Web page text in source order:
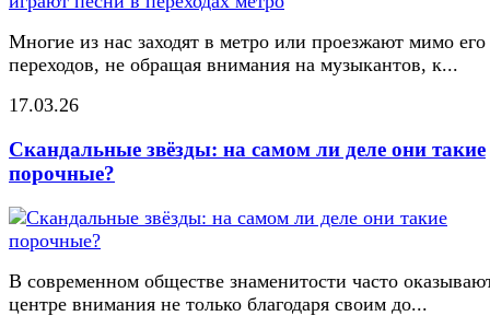
Многие из нас заходят в метро или проезжают мимо его
переходов, не обращая внимания на музыкантов, к...
17.03.26
Скандальные звёзды: на самом ли деле они такие
порочные?
В современном обществе знаменитости часто
центре внимания не только благодаря своим до...